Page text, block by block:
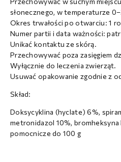
słonecznego, w temperaturze
Okres trwałości po otwarciu: 1
Numer partii i data ważności:
Unikać kontaktu ze skórą.
Przechowywać poza zasięgiem
Wyłącznie do leczenia zwierząt.
Usuwać opakowanie zgodnie z
Skład:
Doksycyklina (hyclate) 6%,
metronidazol 10%, bromheksyna
pomocnicze do 100 g